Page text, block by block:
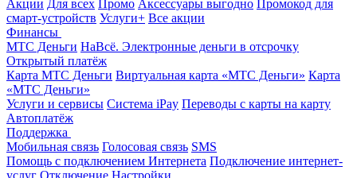
Акции Для всех Промо Аксессуары выгодно Промокод для
смарт-устройств Услуги+ Все акции
Финансы
МТС Деньги НаВсё. Электронные деньги в отсрочку
Открытый платёж
Карта МТС Деньги Виртуальная карта «МТС Деньги» Карта
«МТС Деньги»
Услуги и сервисы Система iPay Переводы с карты на карту
Автоплатёж
Поддержка
Мобильная связь Голосовая связь SMS
Помощь с подключением Интернета Подключение интернет-
услуг Отключение Настройки